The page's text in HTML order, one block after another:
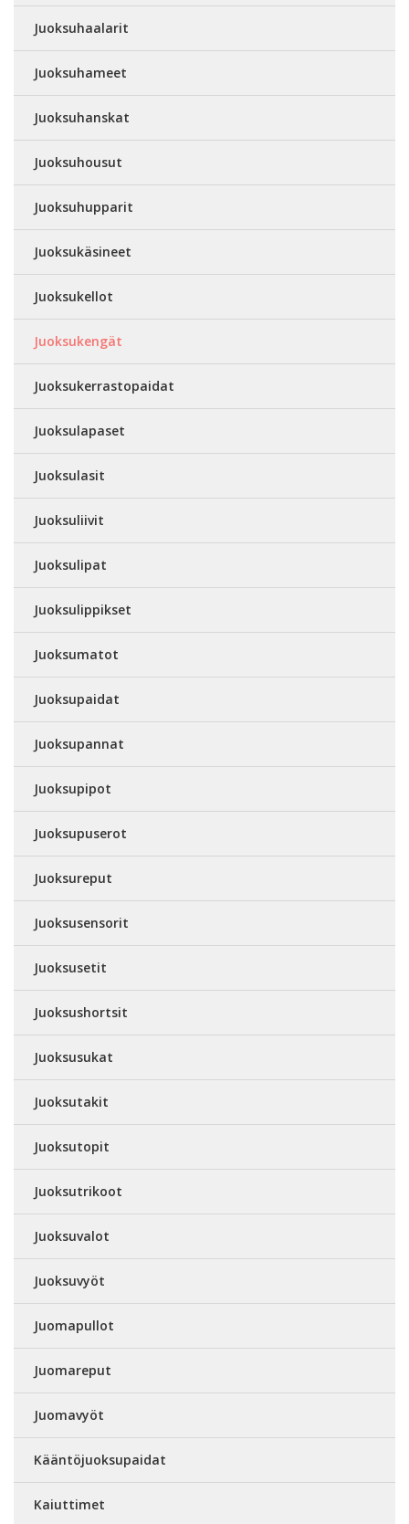
Juoksuhaalarit
Juoksuhameet
Juoksuhanskat
Juoksuhousut
Juoksuhupparit
Juoksukäsineet
Juoksukellot
Juoksukengät
Juoksukerrastopaidat
Juoksulapaset
Juoksulasit
Juoksuliivit
Juoksulipat
Juoksulippikset
Juoksumatot
Juoksupaidat
Juoksupannat
Juoksupipot
Juoksupuserot
Juoksureput
Juoksusensorit
Juoksusetit
Juoksushortsit
Juoksusukat
Juoksutakit
Juoksutopit
Juoksutrikoot
Juoksuvalot
Juoksuvyöt
Juomapullot
Juomareput
Juomavyöt
Kääntöjuoksupaidat
Kaiuttimet